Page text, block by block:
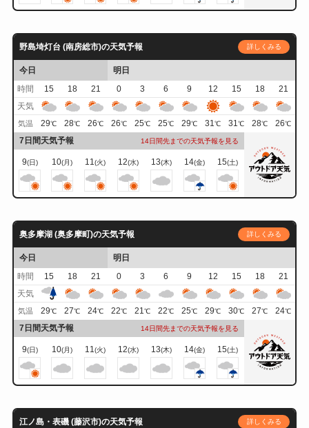
野島埼灯台 (南房総市)の天気予報 詳しくみる
今日
明日
時間
15 18 21 0 3 6 9 12 15 18
21
天気
気温 29℃ 28℃ 26℃ 26℃ 25℃ 25℃ 29℃ 31℃ 31℃ 28℃ 26℃
7日間天気予報 14日間先までの天気予報を見る
9(日) 10(月) 11(火) 12(水) 13(木) 14(金) 15(土)
奥多摩湖 (奥多摩町)の天気予報 詳しくみる
今日
明日
時間
15 18 21 0 3 6 9 12 15 18
21
天気
気温 29℃ 27℃ 24℃ 22℃ 21℃ 22℃ 25℃ 29℃ 30℃ 27℃ 24℃
7日間天気予報 14日間先までの天気予報を見る
9(日) 10(月) 11(火) 12(水) 13(木) 14(金) 15(土)
江ノ島・表磯 (藤沢市)の天気予報 詳しくみる